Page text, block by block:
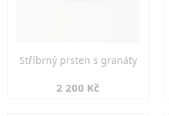
Stříbrný prsten s granáty
2 200 Kč